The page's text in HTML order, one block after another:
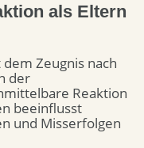
als Eltern
Zeugnis nach
der
Reaktion
beeinflusst
und Misserfolgen